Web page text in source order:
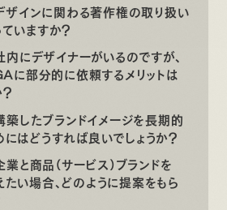
インに関わる著作権の取り扱い
いますか？
にデザイナーがいるのですが、
に部分的に依頼するメリットは
したブランドイメージを長期的
はどうすれば良いでしょうか？
と商品（サービス）ブランドを
い場合、どのように提案をもら